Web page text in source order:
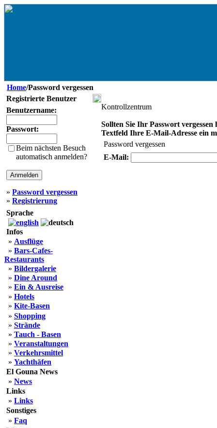
Home/Password vergessen
Registrierte Benutzer
Benutzername:
Passwort:
Beim nächsten Besuch
automatisch anmelden?
» Password vergessen
» Registrierung
Sprache
Infos
» Ausflüge
» Bars-Cafes-
Restaurants
» Bildergalerie
» Dine Around
» Ein & Ausreise
» Hotels
» Kite-Basen
» Shopping
» Strände
» Tauch - Basen
» Veranstaltungen
» Verkehrsmittel
» Yachthäfen
El Gouna News
» News
Links
» Links
Sonstiges
» Faq
Kontrollzentrum
Sollten Sie Ihr Passwort
Textfeld Ihre E-Mail-Adresse ein
Password vergessen
E-Mail: